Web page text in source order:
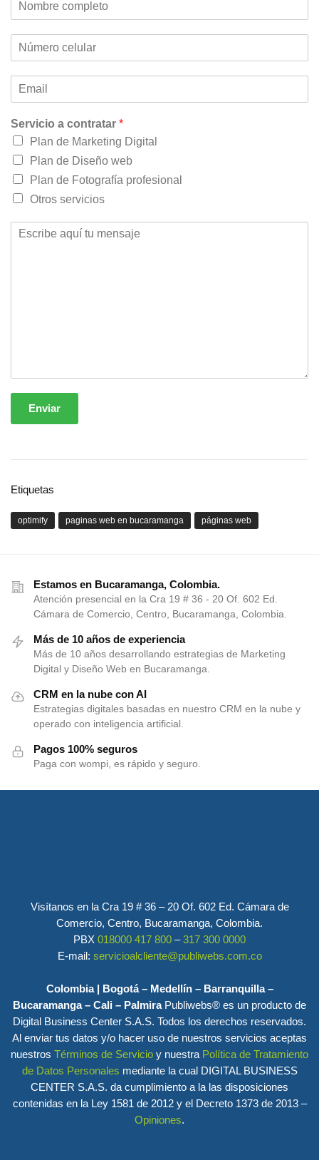
Servicio a contratar *
Plan de Marketing Digital
Plan de Diseño web
Plan de Fotografía profesional
Otros servicios
Enviar
Etiquetas
optimify paginas web en bucaramanga páginas web
Estamos en Bucaramanga, Colombia.
Atención presencial en la Cra 19 # 36 - 20 Of. 602 Ed.
Cámara de Comercio, Centro, Bucaramanga, Colombia.
Más de 10 años de experiencia
Más de 10 años desarrollando estrategias de Marketing
Digital y Diseño Web en Bucaramanga.
CRM en la nube con AI
Estrategias digitales basadas en nuestro CRM en la nube y
operado con inteligencia artificial.
Pagos 100% seguros
Paga con wompi, es rápido y seguro.
Visítanos en la Cra 19 # 36 – 20 Of. 602 Ed. Cámara de
Comercio, Centro, Bucaramanga, Colombia.
PBX 018000 417 800 –317 300 0000
E-mail: servicioalcliente@publiwebs.com.co
Colombia | Bogotá – Medellín – Barranquilla –
Bucaramanga – Cali – PalmiraPubliwebs® es un producto de
Digital Business Center S.A.S. Todos los derechos reservados.
Al enviar tus datos y/o hacer uso de nuestros servicios aceptas
nuestros Términos de Servicio y nuestra Política de Tratamiento
de Datos Personales mediante la cual DIGITAL BUSINESS
CENTER S.A.S. da cumplimiento a la las disposiciones
contenidas en la Ley 1581 de 2012 y el Decreto 1373 de 2013 –
Opiniones.